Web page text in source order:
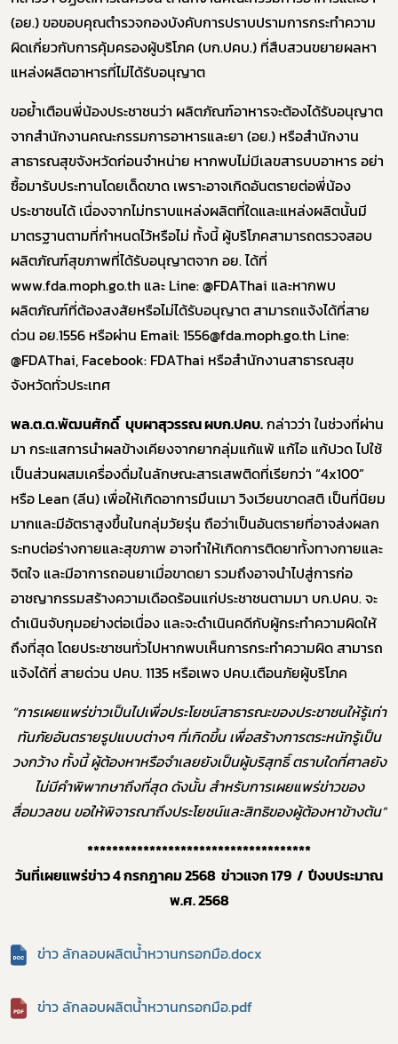
(อย.) ขอขอบคุณตำรวจกองบังคับการปราบปรามการกระทำความ
ผิดเกี่ยวกับการคุ้มครองผู้บริโภค (บก.ปคบ.) ที่สืบสวนขยายผลหา
แหล่งผลิตอาหารที่ไม่ได้รับอนุญาต
ขอย้ำเตือนพี่น้องประชาชนว่า ผลิตภัณฑ์อาหารจะต้องได้รับอนุญาต
จากสำนักงานคณะกรรมการอาหารและยา (อย.) หรือสำนักงาน
สาธารณสุขจังหวัดก่อนจำหน่าย หากพบไม่มีเลขสารบบอาหาร อย่า
ซื้อมารับประทานโดยเด็ดขาด เพราะอาจเกิดอันตรายต่อพี่น้อง
ประชาชนได้ เนื่องจากไม่ทราบแหล่งผลิตที่ใดและแหล่งผลิตนั้นมี
มาตรฐานตามที่กำหนดไว้หรือไม่ ทั้งนี้ ผู้บริโภคสามารถตรวจสอบ
ผลิตภัณฑ์สุขภาพที่ได้รับอนุญาตจาก อย. ได้ที่
www.fda.moph.go.th และ Line: @FDAThai และหากพบ
ผลิตภัณฑ์ที่ต้องสงสัยหรือไม่ได้รับอนุญาต สามารถแจ้งได้ที่สาย
ด่วน อย.1556 หรือผ่าน Email: 1556@fda.moph.go.th Line:
@FDAThai, Facebook: FDAThai หรือสำนักงานสาธารณสุข
จังหวัดทั่วประเทศ
พล.ต.ต.พัฒนศักดิ์ บุบผาสุวรรณ ผบก.ปคบ.กล่าวว่า ในช่วงที่ผ่าน
มา กระแสการนำผลข้างเคียงจากยากลุ่มแก้แพ้ แก้ไอ แก้ปวด ไปใช้
เป็นส่วนผสมเครื่องดื่มในลักษณะสารเสพติดที่เรียกว่า “4x100”
หรือ Lean (ลีน) เพื่อให้เกิดอาการมึนเมา วิงเวียนขาดสติ เป็นที่นิยม
มากและมีอัตราสูงขึ้นในกลุ่มวัยรุ่น ถือว่าเป็นอันตรายที่อาจส่งผลก
ระทบต่อร่างกายและสุขภาพ อาจทำให้เกิดการติดยาทั้งทางกายและ
จิตใจ และมีอาการถอนยาเมื่อขาดยา รวมถึงอาจนำไปสู่การก่อ
อาชญากรรมสร้างความเดือดร้อนแก่ประชาชนตามมา บก.ปคบ. จะ
ดำเนินจับกุมอย่างต่อเนื่อง และจะดำเนินคดีกับผู้กระทำความผิดให้
ถึงที่สุด โดยประชาชนทั่วไปหากพบเห็นการกระทำความผิด สามารถ
แจ้งได้ที่ สายด่วน ปคบ. 1135 หรือเพจ ปคบ.เตือนภัยผู้บริโภค
“การเผยแพร่ข่าวเป็นไปเพื่อประโยชน์สาธารณะของประชาชนให้รู้เท่า
ทันภัยอันตรายรูปแบบต่างๆ ที่เกิดขึ้น เพื่อสร้างการตระหนักรู้เป็น
วงกว้าง ทั้งนี้ ผู้ต้องหาหรือจำเลยยังเป็นผู้บริสุทธิ์ ตราบใดที่ศาลยัง
ไม่มีคำพิพากษาถึงที่สุด ดังนั้น สำหรับการเผยแพร่ข่าวของ
สื่อมวลชน ขอให้พิจารณาถึงประโยชน์และสิทธิของผู้ต้องหาข้างต้น”
************************************
วันที่เผยแพร่ข่าว 4 กรกฎาคม 2568 ข่าวแจก 179 / ปีงบประมาณ
พ.ศ. 2568
ข่าว ลักลอบผลิตน้ำหวานกรอกมือ.docx
ข่าว ลักลอบผลิตน้ำหวานกรอกมือ.pdf
ผู้ประกอบการายย่อย